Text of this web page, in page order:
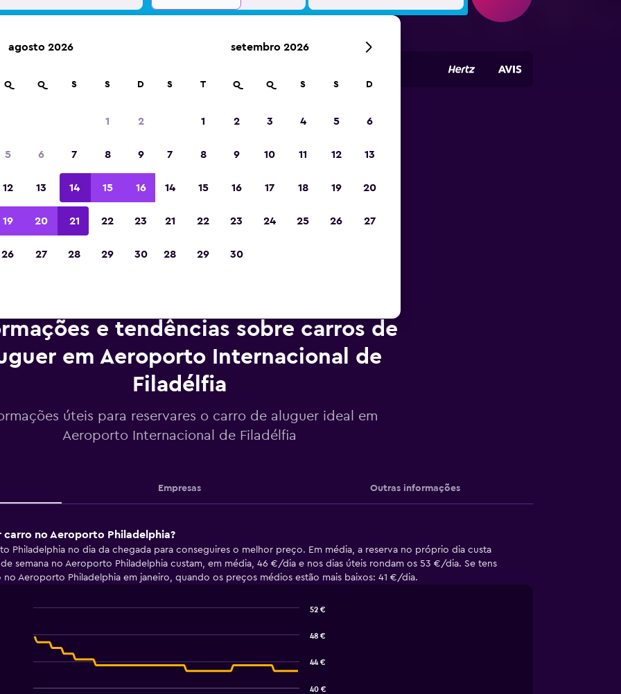
de 2023
e tendências sobre carros de
em Aeroporto Internacional de
Filadélfia
úteis para reservares o carro de aluguer ideal em
Aeroporto Internacional de Filadélfia
Empresas Outras informações
no Aeroporto Philadelphia?
Philadelphia no dia da chegada para conseguires o melhor preço. Em média, a reserva no próprio dia custa
semana no Aeroporto Philadelphia custam, em média, 46 €/dia e nos dias úteis rondam os 53 €/dia. Se tens
Aeroporto Philadelphia em janeiro, quando os preços médios estão mais baixos: 41 €/dia.
chart
with
40 €
44 €
48 €
52 €
agosto 2026
Q Q S S D
1 2
5 6 7 8 9
12 13 14 15 16
19 20 21 22 23
26 27 28 29 30
setembro 2026
S T Q Q S S D
1 2 3 4 5 6
7 8 9 10 11 12 13
14 15 16 17 18 19 20
21 22 23 24 25 26 27
28 29 30